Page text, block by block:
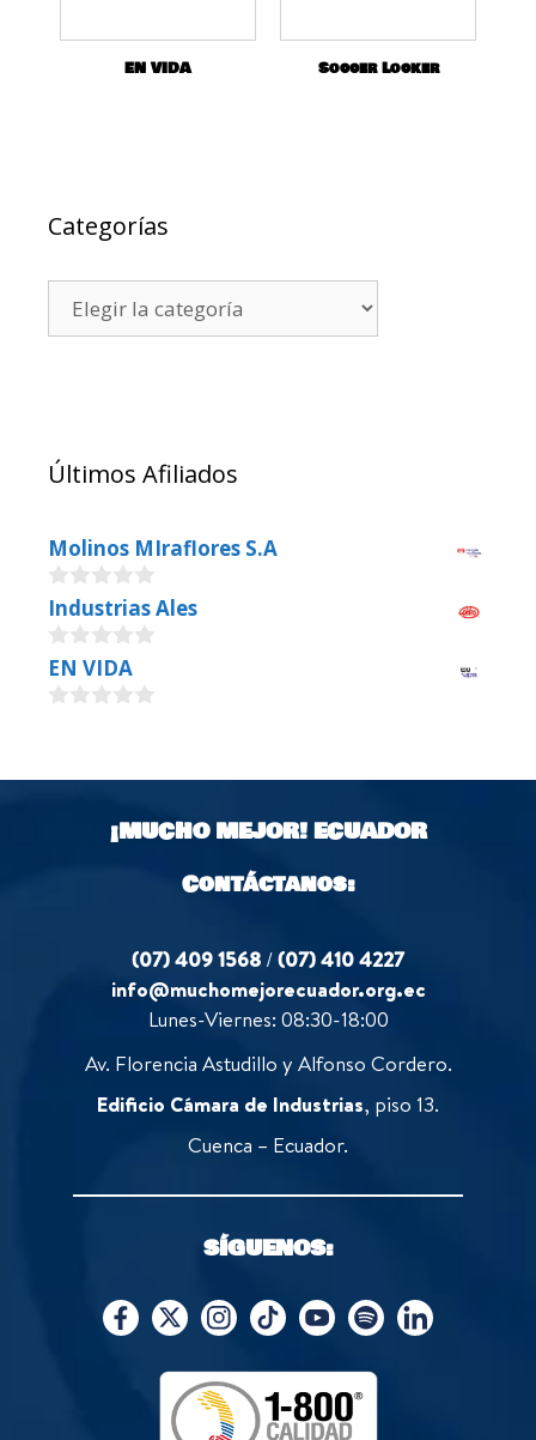
EN VIDA Soccer Locker
Categorías
Últimos Afiliados
Molinos MIraflores S.A
0
o
u
t
o
f
Industrias Ales
0
o
u
5
EN VIDA
t
¡MUCHO MEJOR!ECUADOR
Contáctanos:
(07) 409 1568 /(07) 410 4227
info@muchomejorecuador.org.ec
Lunes-Viernes: 08:30-18:00
Av. Florencia Astudillo y Alfonso Cordero.
Edificio Cámara de Industrias, piso 13.
Cuenca – Ecuador.
SÍGUENOS: